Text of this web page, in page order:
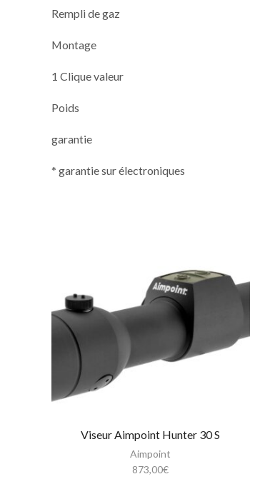
Rempli de gaz
Montage
1 Clique valeur
Poids
garantie
* garantie sur électroniques
Viseur Aimpoint Hunter 30 S
Aimpoint
873,00€